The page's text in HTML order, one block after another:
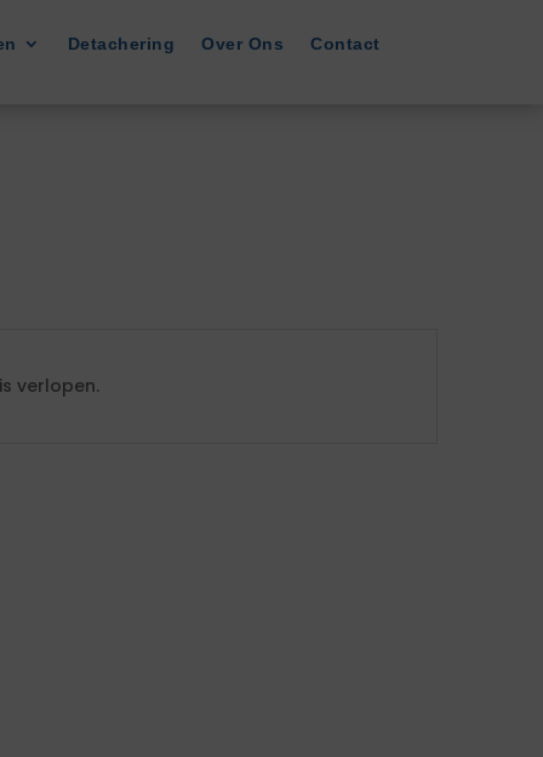
Detachering Over Ons Contact
verlopen.